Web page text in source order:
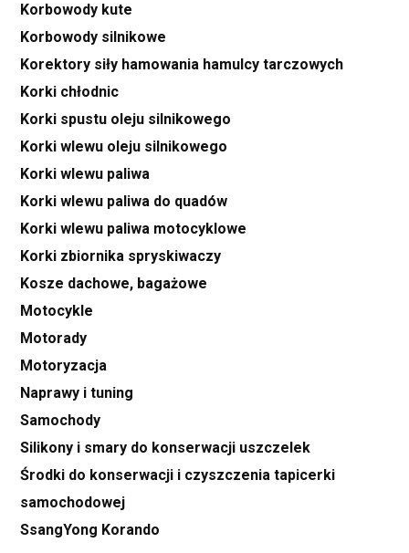
Korbowody kute
Korbowody silnikowe
Korektory siły hamowania hamulcy tarczowych
Korki chłodnic
Korki spustu oleju silnikowego
Korki wlewu oleju silnikowego
Korki wlewu paliwa
Korki wlewu paliwa do quadów
Korki wlewu paliwa motocyklowe
Korki zbiornika spryskiwaczy
Kosze dachowe, bagażowe
Motocykle
Motorady
Motoryzacja
Naprawy i tuning
Samochody
Silikony i smary do konserwacji uszczelek
Środki do konserwacji i czyszczenia tapicerki
samochodowej
SsangYong Korando